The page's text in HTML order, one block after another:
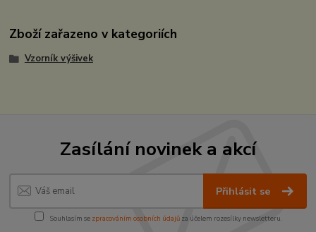
Zboží zařazeno v kategoriích
Vzorník výšivek
Zasílání novinek a akcí
Přihlásit se
Souhlasím se zpracováním osobních údajůza účelem rozesílky newsletteru.